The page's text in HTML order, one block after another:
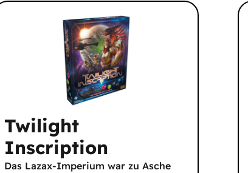
Twilight
Inscription
Das Lazax-Imperium war zu Asche